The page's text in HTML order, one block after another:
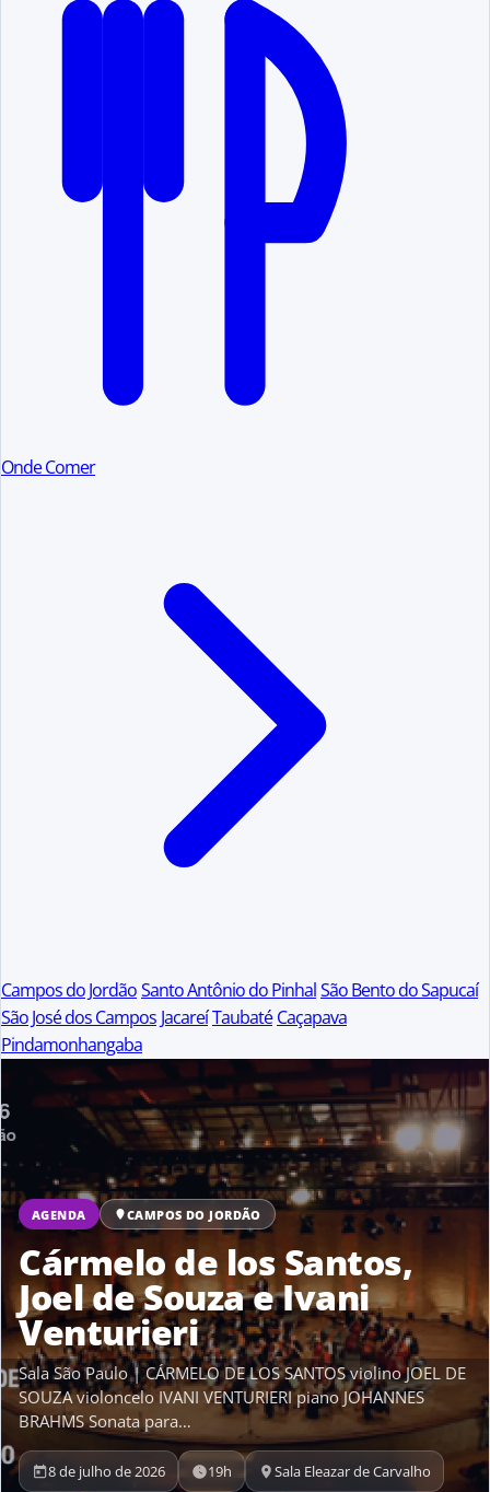
Onde Comer
Campos do JordãoSanto Antônio do PinhalSão Bento do Sapucaí
São José dos Campos JacareíTaubaté Caçapava
Pindamonhangaba
AGENDA CAMPOS DO JORDÃO
Cármelo de los Santos,
Joel de Souza e Ivani
Venturieri
Sala São Paulo | CÁRMELO DE LOS SANTOS violino JOEL DE
SOUZA violoncelo IVANI VENTURIERI piano JOHANNES
BRAHMS Sonata para…
8 de julho de 2026 19h Sala Eleazar de Carvalho